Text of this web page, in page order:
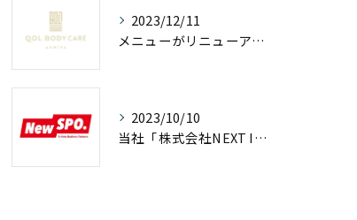
2023/12/11
メニューがリニューアルされました。
2023/10/10
当社「株式会社NEXT INNOVATION」は、アスリート支援企業になりました！